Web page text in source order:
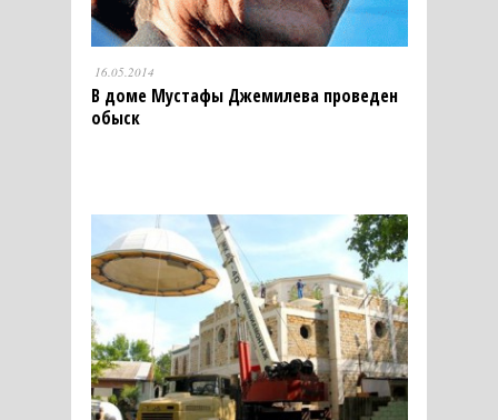
16.05.2014
В доме Мустафы Джемилева проведен
обыск